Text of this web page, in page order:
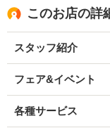
このお店の詳
スタッフ紹介
フェア&イベント
各種サービス